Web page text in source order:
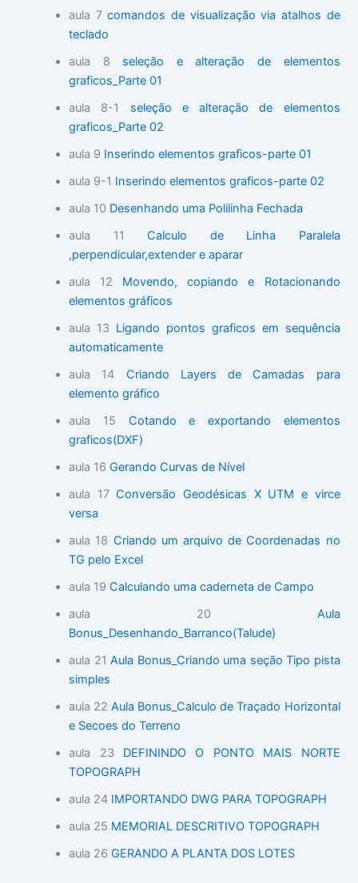
aula 7comandos de visualização via atalhos de
teclado
aula 8 seleção e alteração de elementos
graficos_Parte 01
aula 8-1 seleção e alteração de elementos
graficos_Parte 02
aula 9 Inserindo elementos graficos-parte 01
aula 9-1 Inserindo elementos graficos-parte 02
aula 10 Desenhando uma Polilinha Fechada
aula 11 Calculo de Linha Paralela
,perpendicular,extender e aparar
aula 12 Movendo, copiando e Rotacionando
elementos gráficos
aula 13 Ligando pontos graficos em sequência
automaticamente
aula 14 Criando Layers de Camadas para
elemento gráfico
aula 15 Cotando e exportando elementos
graficos(DXF)
aula 16 Gerando Curvas de Nível
aula 17 Conversão Geodésicas X UTM e virce
versa
aula 18 Criando um arquivo de Coordenadas no
TG pelo Excel
aula 19 Calculando uma caderneta de Campo
aula 20 Aula
Bonus_Desenhando_Barranco(Talude)
aula 21Aula Bonus_Criando uma seção Tipo pista
simples
aula 22Aula Bonus_Calculo de Traçado Horizontal
e Secoes do Terreno
aula 23 DEFININDO O PONTO MAIS NORTE
TOPOGRAPH
aula 24 IMPORTANDO DWG PARA TOPOGRAPH
aula 25 MEMORIAL DESCRITIVO TOPOGRAPH
aula 26 GERANDO A PLANTA DOS LOTES